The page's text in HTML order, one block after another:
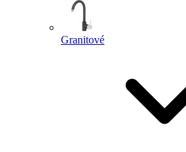
Granitové